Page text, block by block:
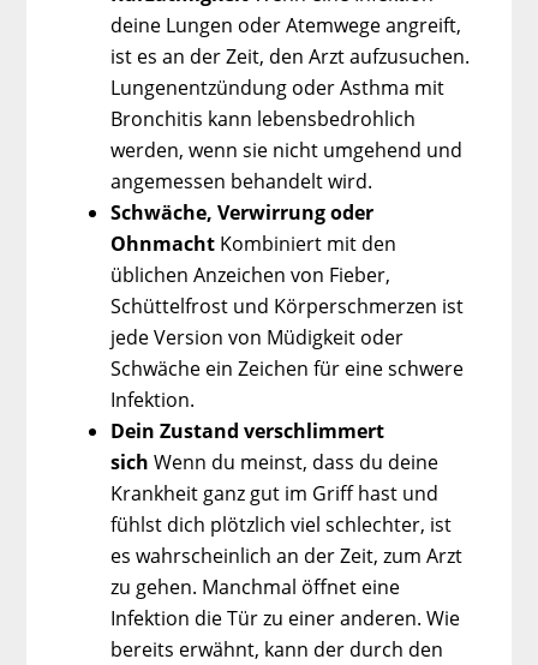
deine Lungen oder Atemwege angreift,
ist es an der Zeit, den Arzt aufzusuchen.
Lungenentzündung oder Asthma mit
Bronchitis kann lebensbedrohlich
werden, wenn sie nicht umgehend und
angemessen behandelt wird.
Schwäche, Verwirrung oder
Ohnmacht Kombiniert mit den
üblichen Anzeichen von Fieber,
Schüttelfrost und Körperschmerzen ist
jede Version von Müdigkeit oder
Schwäche ein Zeichen für eine schwere
Infektion.
Dein Zustand verschlimmert
sich Wenn du meinst, dass du deine
Krankheit ganz gut im Griff hast und
fühlst dich plötzlich viel schlechter, ist
es wahrscheinlich an der Zeit, zum Arzt
zu gehen. Manchmal öffnet eine
Infektion die Tür zu einer anderen. Wie
bereits erwähnt, kann der durch den